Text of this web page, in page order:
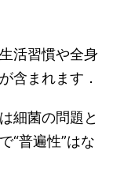
活習慣や全身
含まれます．
細菌の問題と
“普遍性”はな